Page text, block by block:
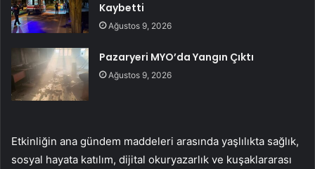
Kaybetti
Ağustos 9, 2026
Pazaryeri MYO’da Yangın Çıktı
Ağustos 9, 2026
Etkinliğin ana gündem maddeleri arasında yaşlılıkta sağlık,
sosyal hayata katılım, dijital okuryazarlık ve kuşaklararası